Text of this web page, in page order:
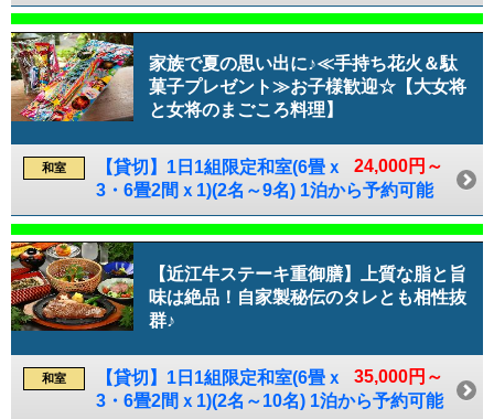
家族で夏の思い出に♪≪手持ち花火＆駄
菓子プレゼント≫お子様歓迎☆【大女将
と女将のまごころ料理】
24,000円～
和室
【貸切】1日1組限定和室(6畳ｘ
3・6畳2間ｘ1)(2名～9名) 1泊から予約可能
【近江牛ステーキ重御膳】上質な脂と旨
味は絶品！自家製秘伝のタレとも相性抜
群♪
35,000円～
和室
【貸切】1日1組限定和室(6畳ｘ
3・6畳2間ｘ1)(2名～10名) 1泊から予約可能